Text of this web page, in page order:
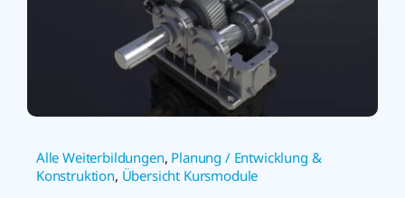
Alle Weiterbildungen, Planung / Entwicklung &
Konstruktion, Übersicht Kursmodule